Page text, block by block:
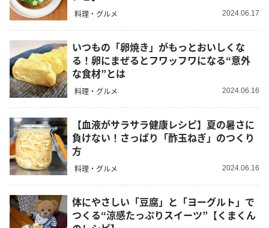
料理・グルメ 2024.06.17
いつもの「卵焼き」がもっとおいしくな
る！卵にまぜるとフワッフワになる“意外
な食材”とは
料理・グルメ 2024.06.16
【血液がサラサラ健康レシピ】夏の暑さに
負けない！さっぱり「酢玉ねぎ」のつくり
方
料理・グルメ 2024.06.16
体にやさしい「豆腐」と「ヨーグルト」で
つくる“涼感たっぷりスイーツ”【くまくん